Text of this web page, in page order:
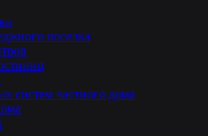
поселка
систем частного дома